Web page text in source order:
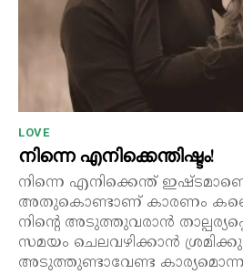
LOVE
നിന്നെ എനിക്കെന്തിഷ്ടം!
നിന്നെ എനിക്കെന്ത്
അതുകൊണ്ടാണ് കാരണം
നിന്റെ അടുത്തുവരാൻ
സമയം ചെലവഴിക്കാൻ
അടുത്തുണ്ടാവേണ്ട